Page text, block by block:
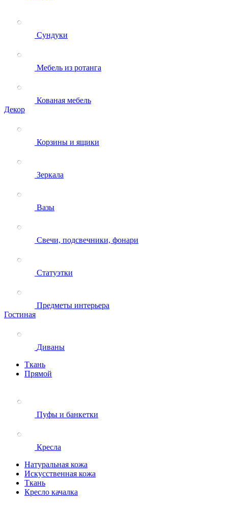
Сундуки
Мебель из ротанга
Кованая мебель
Декор
Корзины и ящики
Зеркала
Вазы
Свечи, подсвечники, фонари
Статуэтки
Предметы интерьера
Гостиная
Диваны
Ткань
Прямой
Пуфы и банкетки
Кресла
Натуральная кожа
Искусственная кожа
Ткань
Кресло качалка